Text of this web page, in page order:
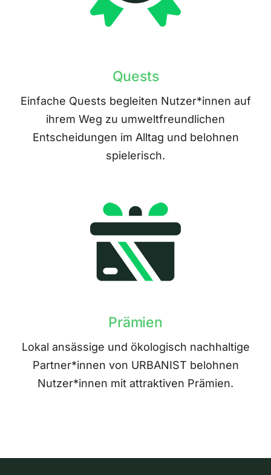
Quests
Einfache Quests begleiten Nutzer*innen auf
ihrem Weg zu umweltfreundlichen
Entscheidungen im Alltag und belohnen
spielerisch.
Prämien
Lokal ansässige und ökologisch nachhaltige
Partner*innen von URBANIST belohnen
Nutzer*innen mit attraktiven Prämien.